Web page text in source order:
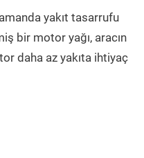
yakıt tasarrufu
bir motor yağı, aracın
daha az yakıta ihtiyaç